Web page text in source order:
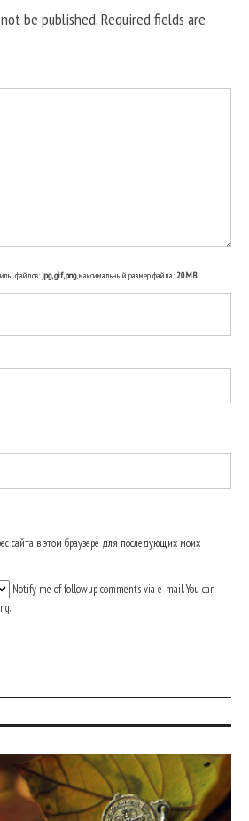
be published. Required fields are
файлов:jpg, gif, png, максимальный размер файла:20MB.
сайта в этом браузере для последующих моих
Notify me of followup comments via e-mail. You can